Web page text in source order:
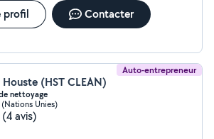
profil Contacter
Auto-entrepreneur
(HST CLEAN)
nettoyage
(Nations Unies)
(4 avis)